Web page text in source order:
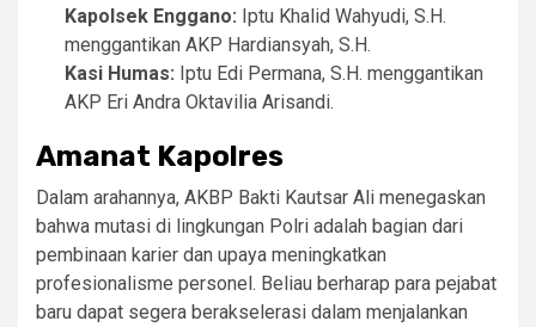
Kapolsek Enggano: Iptu Khalid Wahyudi, S.H.
menggantikan AKP Hardiansyah, S.H.
Kasi Humas: Iptu Edi Permana, S.H. menggantikan
AKP Eri Andra Oktavilia Arisandi.
Amanat Kapolres
​Dalam arahannya, AKBP Bakti Kautsar Ali menegaskan
bahwa mutasi di lingkungan Polri adalah bagian dari
pembinaan karier dan upaya meningkatkan
profesionalisme personel. Beliau berharap para pejabat
baru dapat segera berakselerasi dalam menjalankan